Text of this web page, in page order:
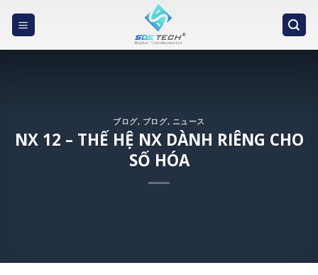
ブログ, ブログ, ニュース
NX 12 – THẾ HỆ NX DÀNH RIÊNG CHO
SỐ HÓA